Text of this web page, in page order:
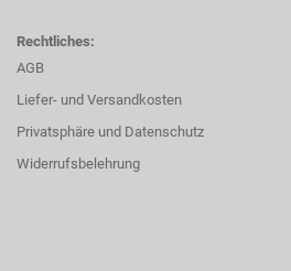
Rechtliches:
AGB
Liefer- und Versandkosten
Privatsphäre und Datenschutz
Widerrufsbelehrung